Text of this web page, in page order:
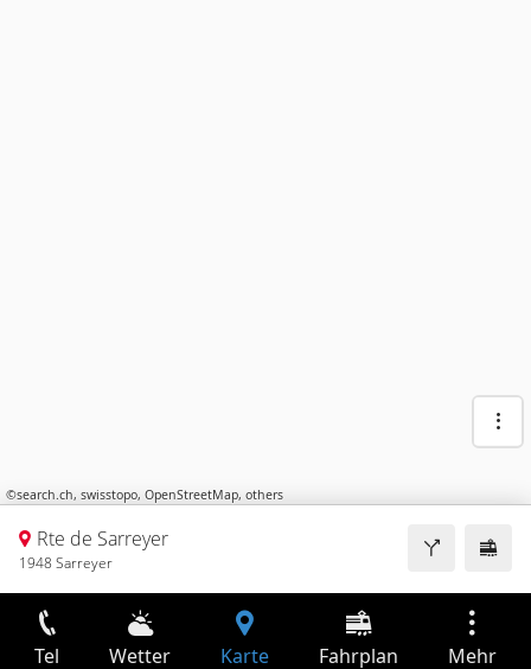
©search.ch, swisstopo, OpenStreetMap, others
Rte de Sarreyer
1948 Sarreyer
Tel Wetter Karte Fahrplan Mehr